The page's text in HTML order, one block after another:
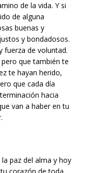
de la vida. Y si
de alguna
buenas y
y bondadosos.
fuerza de voluntad.
que también te
te hayan herido,
que cada día
hacia
van a haber en tu
paz del alma y hoy